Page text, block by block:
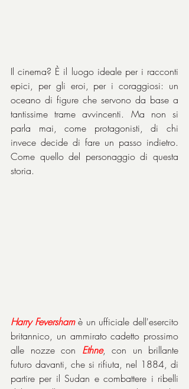
Il cinema? È il luogo ideale per i racconti
epici, per gli eroi, per i coraggiosi: un
oceano di figure che servono da base a
tantissime trame avvincenti. Ma non si
parla mai, come protagonisti, di chi
invece decide di fare un passo indietro.
Come quello del personaggio di questa
storia.
Harry Feversham è un ufficiale dell'esercito
britannico, un ammirato cadetto prossimo
alle nozze con Ethne, con un brillante
futuro davanti, che si rifiuta, nel 1884, di
partire per il Sudan e combattere i ribelli